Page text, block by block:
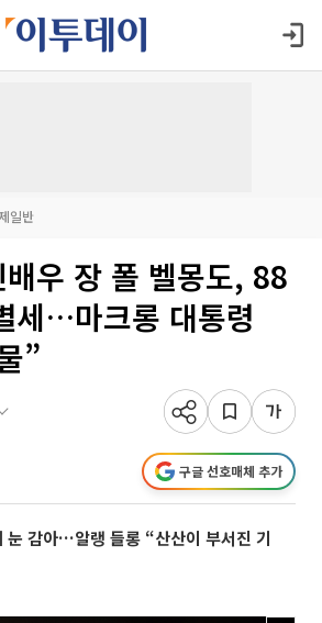
일반
우 장 폴 벨몽도, 88
세…마크롱 대통령
”
구글 선호매체 추가
눈 감아…알랭 들롱 “산산이 부서진 기